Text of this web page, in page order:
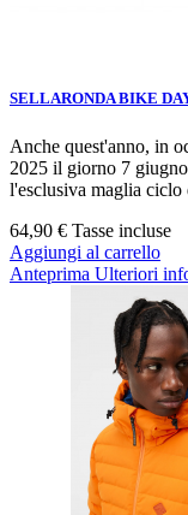
SELLARONDA BIKE
Anche quest'anno, in
2025 il giorno 7
l'esclusiva maglia
64,90 € Tasse incluse
Aggiungi al carrello
Anteprima Ulteriori